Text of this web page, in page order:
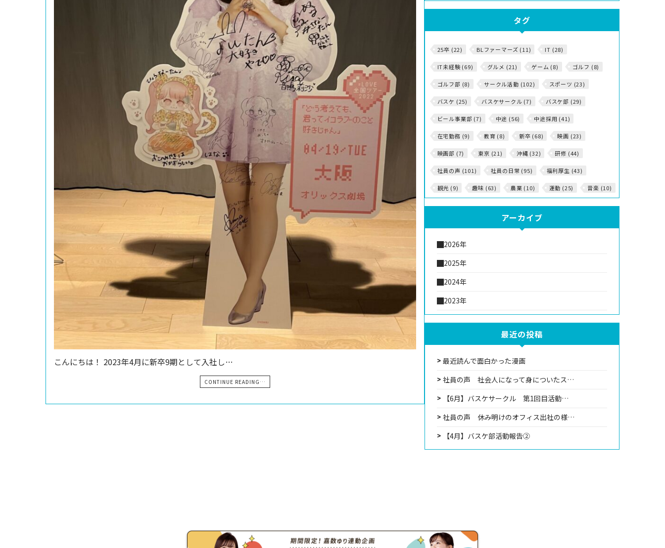
こんにちは！ 2023年4月に新卒9期として入社し…
CONTINUE READING…
タグ
25卒 (22) BLファーマーズ (11) IT (28)
IT未経験 (69) グルメ (21) ゲーム (8) ゴルフ (8)
ゴルフ部 (8) サークル活動 (102) スポーツ (23)
バスケ (25) バスケサークル (7) バスケ部 (29)
ビール事業部 (7) 中途 (56) 中途採用 (41)
在宅勤務 (9) 教育 (8) 新卒 (68) 映画 (23)
映画部 (7) 東京 (21) 沖縄 (32) 研修 (44)
社員の声 (101) 社員の日常 (95) 福利厚生 (43)
観光 (9) 趣味 (63) 農業 (10) 運動 (25) 音楽 (10)
アーカイブ
2026年
2025年
2024年
2023年
最近の投稿
最近読んで面白かった漫画
社員の声 社会人になって身についたス…
【6月】バスケサークル 第1回目活動…
社員の声 休み明けのオフィス出社の様…
【4月】バスケ部活動報告②